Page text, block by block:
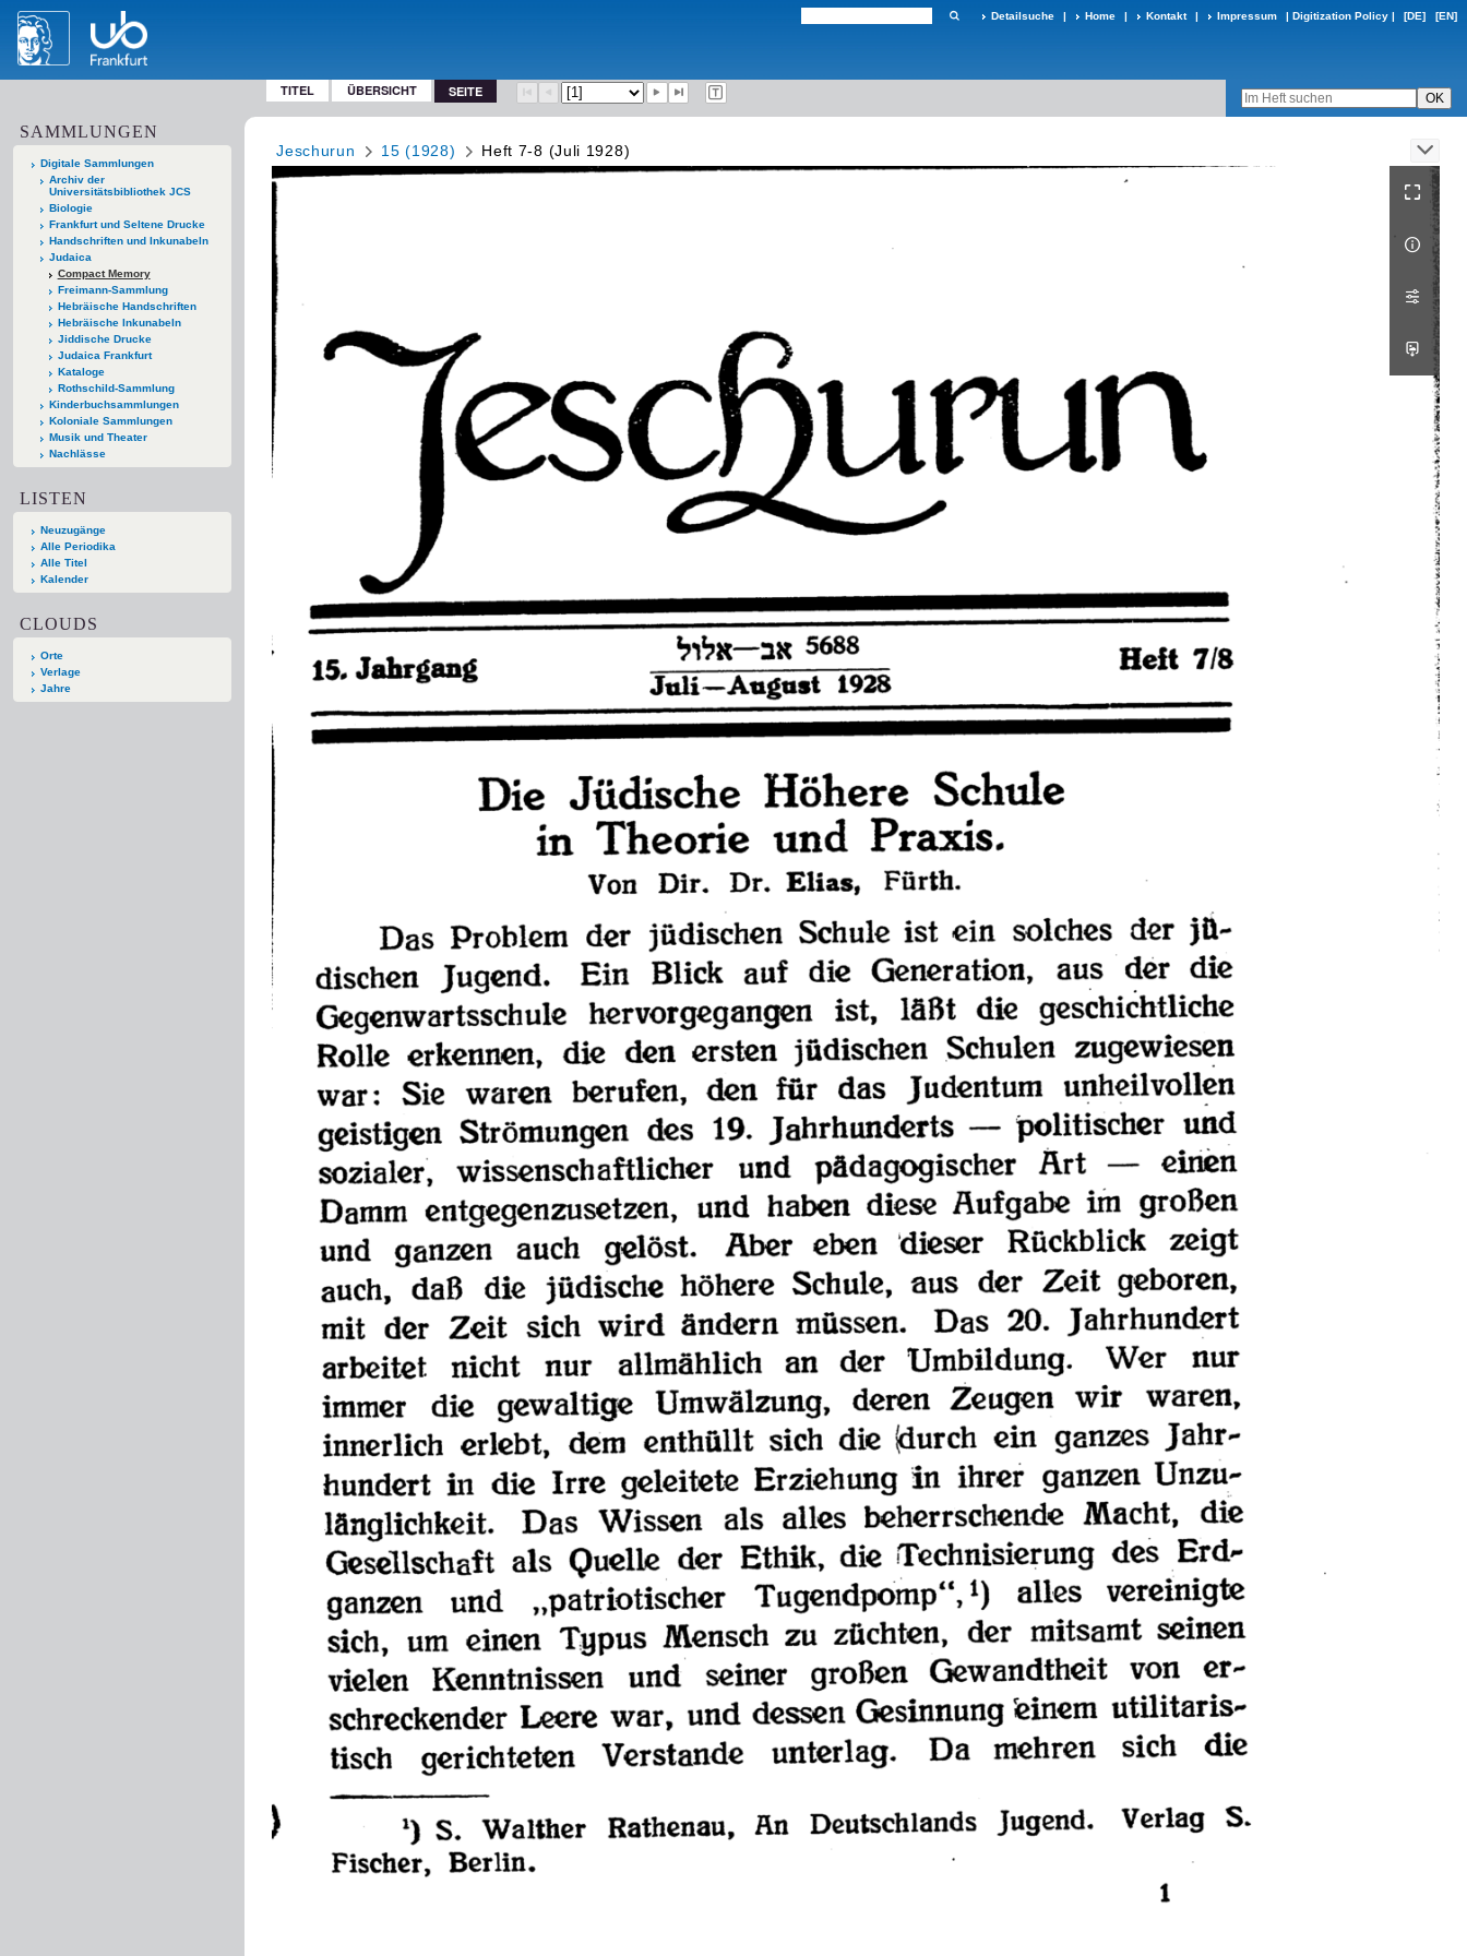
Detailsuche | Home | Kontakt | Impressum | Digitization Policy | [DE] [EN]
TITEL ÜBERSICHT SEITE
SAMMLUNGEN
Digitale Sammlungen
Archiv der
Universitätsbibliothek JCS
Biologie
Frankfurt und Seltene Drucke
Handschriften und Inkunabeln
Judaica
Compact Memory
Freimann-Sammlung
Hebräische Handschriften
Hebräische Inkunabeln
Jiddische Drucke
Judaica Frankfurt
Kataloge
Rothschild-Sammlung
Kinderbuchsammlungen
Koloniale Sammlungen
Musik und Theater
Nachlässe
LISTEN
Neuzugänge
Alle Periodika
Alle Titel
Kalender
CLOUDS
Orte
Verlage
Jahre
Jeschurun 15 (1928) Heft 7-8 (Juli 1928)